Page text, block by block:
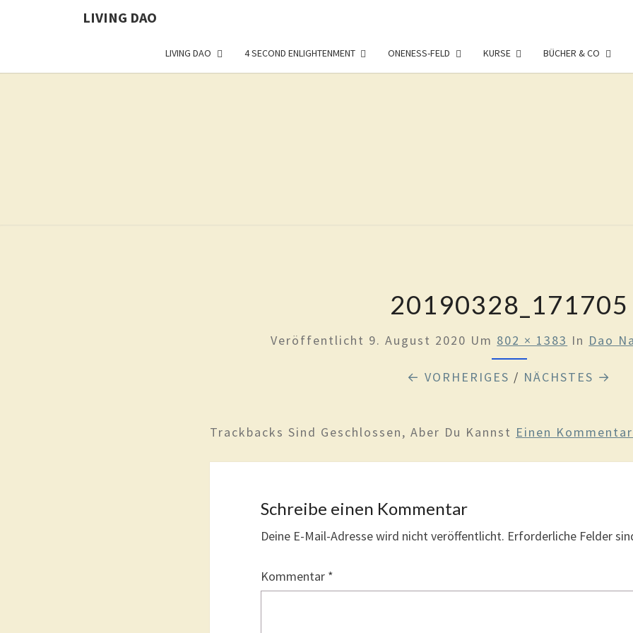
LIVING DAO
LIVING DAO 4 SECOND ENLIGHTENMENT ONENESS-FELD KURSE BÜCHER & CO
20190328_171705
Veröffentlicht 9. August 2020 Um 802 × 1383 In Dao
← VORHERIGES / NÄCHSTES →
Trackbacks Sind Geschlossen, Aber Du Kannst Einen
Schreibe einen Kommentar
Deine E-Mail-Adresse wird nicht veröffentlicht. Erforderliche Felder
Kommentar *